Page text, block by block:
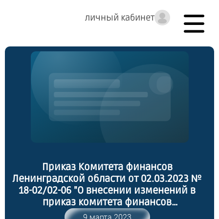
личный кабинет
Приказ Комитета финансов
Ленинградской области от 02.03.2023 №
18-02/02-06 "О внесении изменений в
приказ комитета финансов
Ленинградской области от 15 января
9 марта 2023